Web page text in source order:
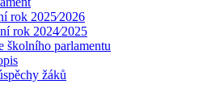
rok 2025⁄2026
rok 2024⁄2025
školního parlamentu
žáků